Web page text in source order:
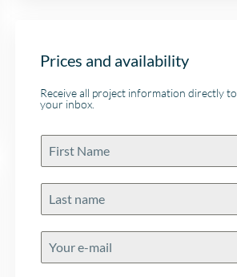
Prices and availability
Receive all project information directly to
your inbox.